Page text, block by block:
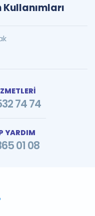
74 74
YARDIM
01 08